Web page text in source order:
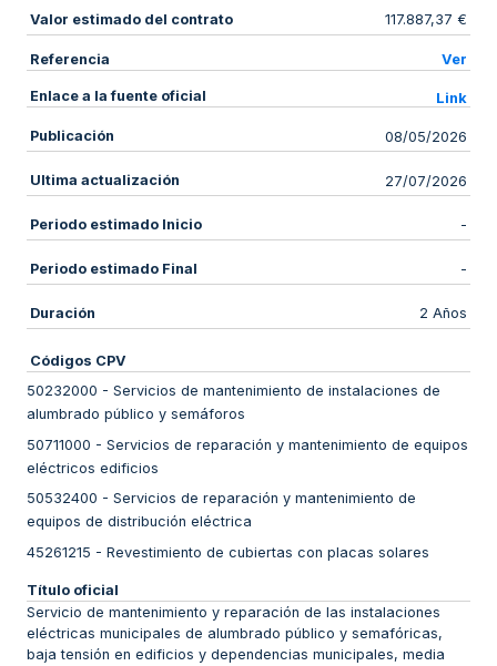
Valor estimado del contrato 117.887,37 €
Referencia Ver
Enlace a la fuente oficial Link
Publicación 08/05/2026
Ultima actualización 27/07/2026
Periodo estimado Inicio -
Periodo estimado Final -
Duración 2 Años
Códigos CPV
50232000 - Servicios de mantenimiento de instalaciones de
alumbrado público y semáforos
50711000 - Servicios de reparación y mantenimiento de equipos
eléctricos edificios
50532400 - Servicios de reparación y mantenimiento de
equipos de distribución eléctrica
45261215 - Revestimiento de cubiertas con placas solares
Título oficial
Servicio de mantenimiento y reparación de las instalaciones
eléctricas municipales de alumbrado público y semafóricas,
baja tensión en edificios y dependencias municipales, media